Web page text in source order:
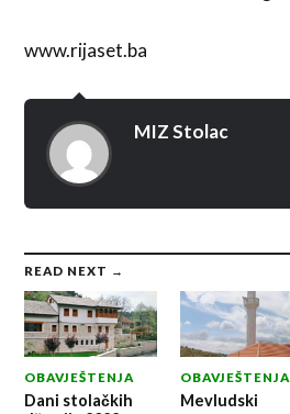
www.rijaset.ba
MIZ Stolac
READ NEXT →
OBAVJEŠTENJA
Dani stolačkih
OBAVJEŠTENJA
Mevludski